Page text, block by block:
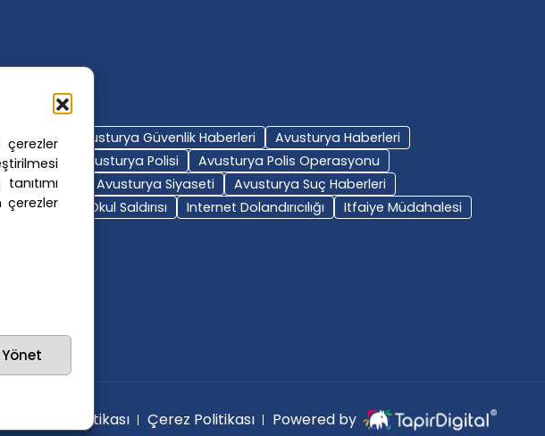
çerezler
Sistemi Avusturya Güvenlik Haberleri
Avusturya Haberleri
Avusturya Polisi
Avusturya Polis Operasyonu
Sistemi Avusturya Siyaseti
Avusturya Suç Haberleri
FPÖ Graz Okul Saldırısı Internet Dolandırıcılığı
Itfaiye Müdahalesi
Gizlilik Politikası Çerez Politikası Powered by